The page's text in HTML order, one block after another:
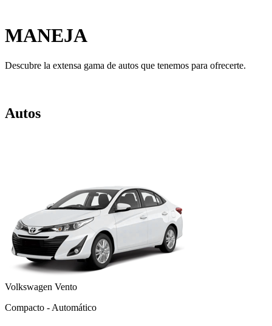
MANEJA
Descubre la extensa gama de autos que tenemos para ofrecerte.
Autos
Volkswagen Vento
Compacto - Automático